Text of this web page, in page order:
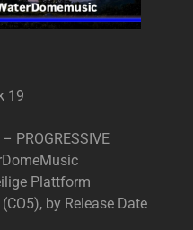
19
PROGRESSIVE
Plattform
by Release Date